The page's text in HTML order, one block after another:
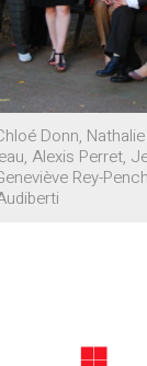
Donn,
Alexis Perret,
Rey-